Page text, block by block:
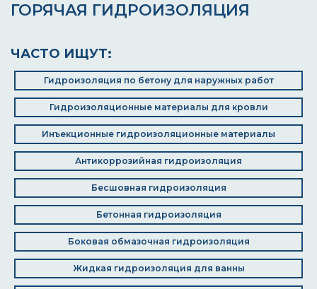
ГОРЯЧАЯ ГИДРОИЗОЛЯЦИЯ
ЧАСТО ИЩУТ:
Гидроизоляция по бетону для наружных работ
Гидроизоляционные материалы для кровли
Инъекционные гидроизоляционные материалы
Антикоррозийная гидроизоляция
Бесшовная гидроизоляция
Бетонная гидроизоляция
Боковая обмазочная гидроизоляция
Жидкая гидроизоляция для ванны